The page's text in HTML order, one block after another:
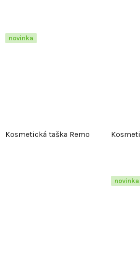
novinka
Kosmetická taška Remo
novinka